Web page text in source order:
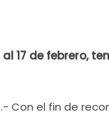
de febrero,
Con el fin de